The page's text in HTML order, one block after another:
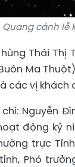
Quang cảnh lễ
Thái
Ma
các vị khách
Nguyễn
động kỷ
trực
Phó